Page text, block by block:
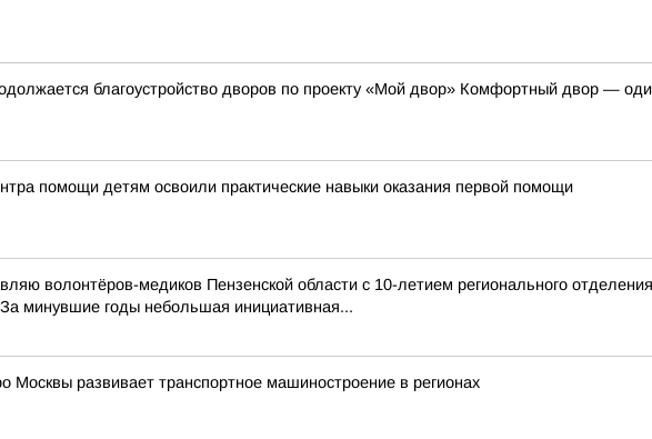
благоустройство дворов по проекту «Мой двор» Комфортный двор —
помощи детям освоили практические навыки оказания первой помощи
волонтёров-медиков Пензенской области с 10-летием регионального
минувшие годы небольшая инициативная...
Москвы развивает транспортное машиностроение в регионах